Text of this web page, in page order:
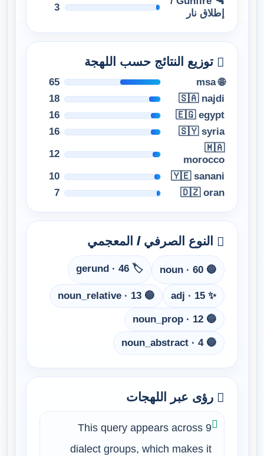
إطلاق نار
3
توزيع النتائج حسب اللهجة
🌐 msa
65
🇸🇦 najdi
18
🇪🇬 egypt
16
🇸🇾 syria
16
🇲🇦
morocco
12
🇾🇪 sanani
10
🇩🇿 oran
7
النوع الصرفي / المعجمي
🔵 noun · 60
🏷️ gerund · 46
✨ adj · 15
🔵 noun_relative · 13
🔵 noun_prop · 12
🔵 noun_abstract · 4
رؤى عبر اللهجات
This query appears across 9
dialect groups, which makes it